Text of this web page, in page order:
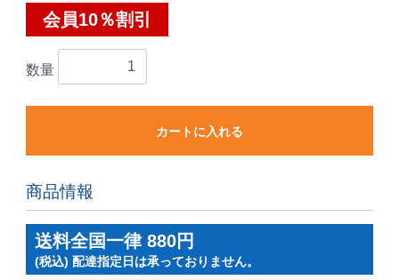
会員10％割引
数量
カートに入れる
商品情報
送料全国一律 880円
(税込) 配達指定日は承っておりません。